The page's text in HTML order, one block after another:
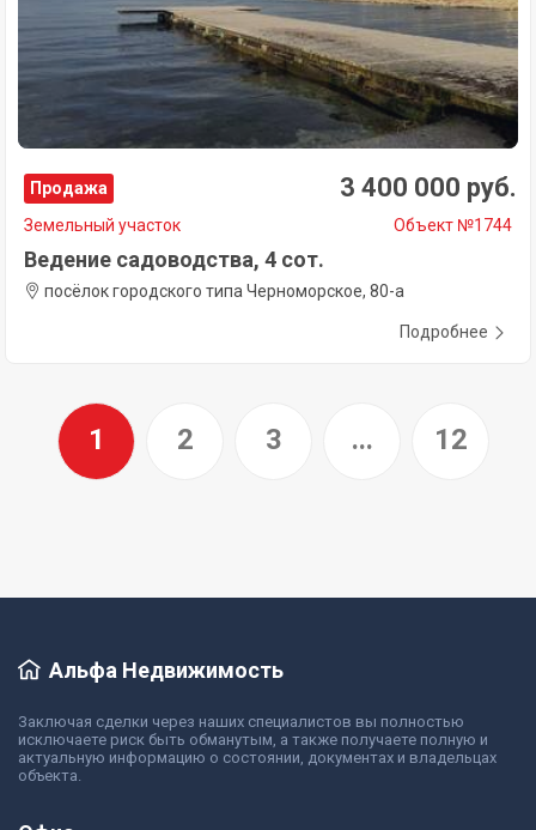
Продажа 3 400 000 руб.
Земельный участок Объект №1744
Ведение садоводства, 4 сот.
посёлок городского типа Черноморское, 80-а
Подробнее
1 2 3 ... 12
Альфа Недвижимость
Заключая сделки через наших специалистов вы полностью
исключаете риск быть обманутым, а также получаете полную и
актуальную информацию о состоянии, документах и владельцах
объекта.